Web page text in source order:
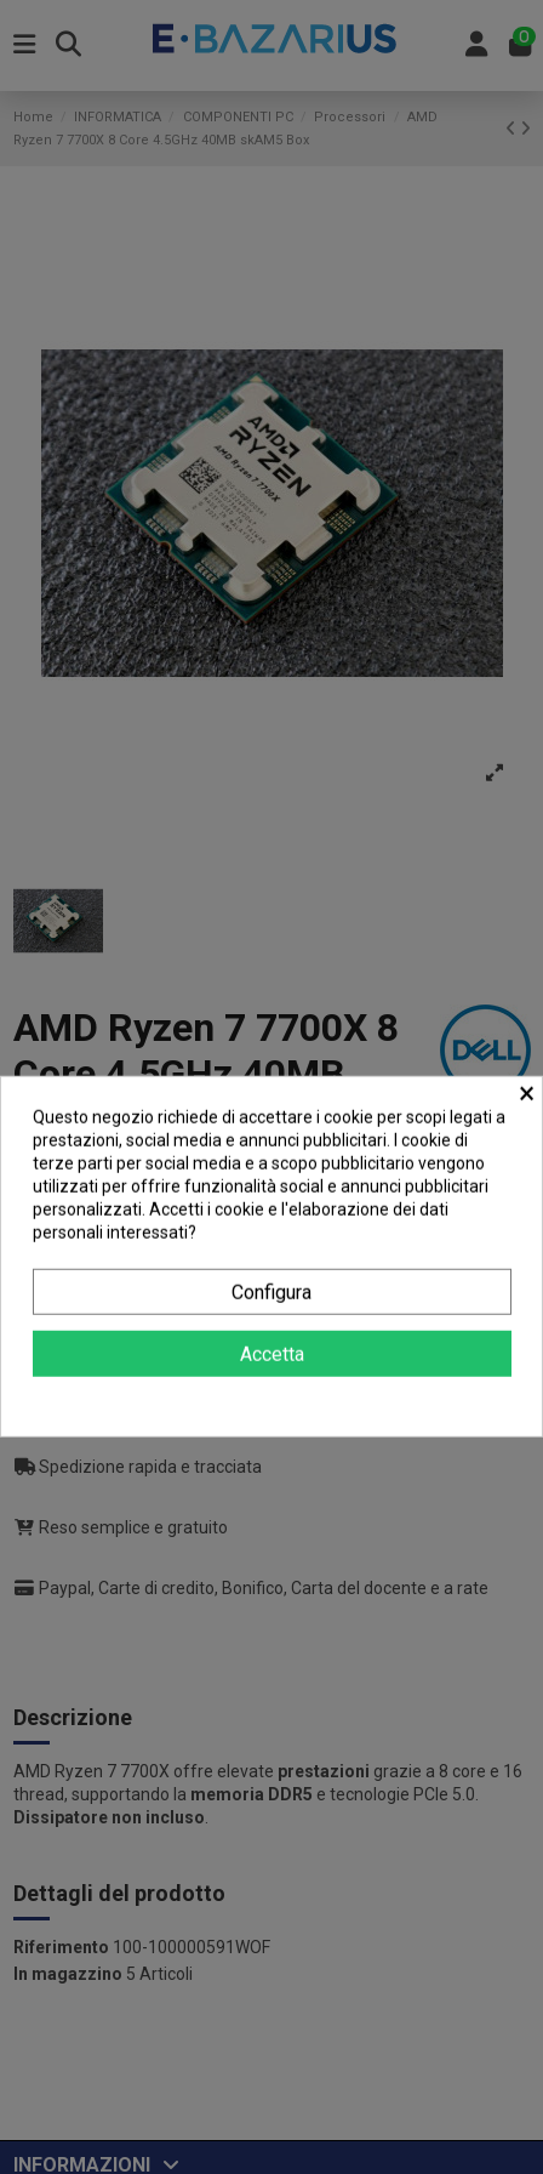
0
Home INFORMATICA COMPONENTI PC Processori
AMD
Ryzen 7 7700X 8 Core 4.5GHz 40MB skAM5 Box
AMD Ryzen 7 7700X 8
Core 4.5GHz 40MB
skAM5 Box
465,43 €
scopri di più
Spedizione rapida e tracciata
Reso semplice e gratuito
Paypal, Carte di credito, Bonifico, Carta del docente e a rate
Descrizione
AMD Ryzen 7 7700X offre elevate prestazioni grazie a 8 core e 16
thread, supportando la memoria DDR5 e tecnologie PCIe 5.0.
Dissipatore non incluso
Dettagli del prodotto
Riferimento 100-100000591WOF
In magazzino 5 Articoli
INFORMAZIONI
×
Questo negozio richiede di accettare i cookie per scopi legati a
prestazioni, social media e annunci pubblicitari. I cookie di
terze parti per social media e a scopo pubblicitario vengono
utilizzati per offrire funzionalità social e annunci pubblicitari
personalizzati. Accetti i cookie e l'elaborazione dei dati
personali interessati?
Configura
Accetta